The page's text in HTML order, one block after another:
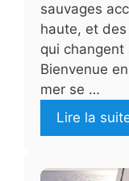
sauvages
haute, et
qui changent
Bienvenue
mer se …
Lire la